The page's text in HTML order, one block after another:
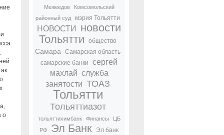
о
Межеедов
Комсомольский
районный суд
мэрия Тольятти
НОВОСТИ
новости
Тольятти
общество
Самара
Самарская область
самарские банки
сергей
махлай служба
занятости ТОАЗ
Тольятти
Тольяттиазот
тольяттихимбанк Финансы
ЦБ
РФ
Эл Банк
Эл банк